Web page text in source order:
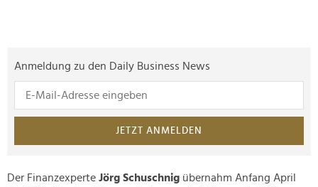
Anmeldung zu den Daily Business News
JETZT ANMELDEN
Der Finanzexperte Jörg Schuschnig übernahm Anfang April